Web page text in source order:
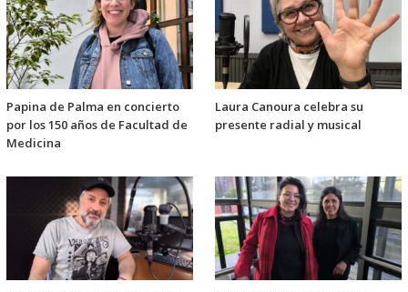
Papina de Palma en concierto
por los 150 años de Facultad de
Medicina
Laura Canoura celebra su
presente radial y musical